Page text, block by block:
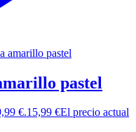
pastel
€.15,99 €El precio actual